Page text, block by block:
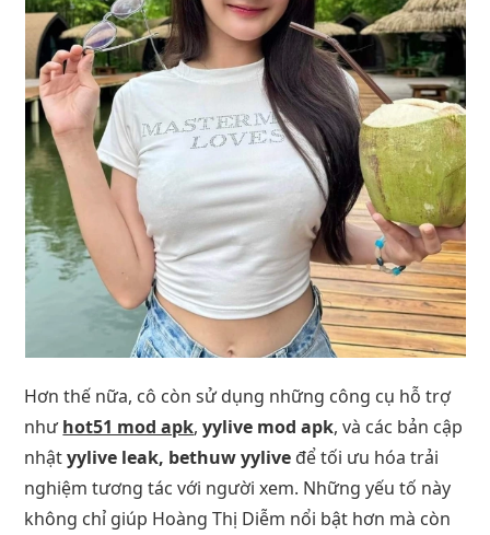
Hơn thế nữa, cô còn sử dụng những công cụ hỗ trợ
nhưhot51 mod apk,yylive mod apk, và các bản cập
nhậtyylive leak, bethuw yylive để tối ưu hóa trải
nghiệm tương tác với người xem. Những yếu tố này
không chỉ giúp Hoàng Thị Diễm nổi bật hơn mà còn